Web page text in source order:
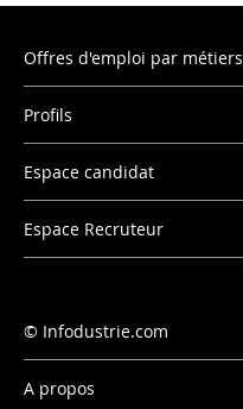
Offres d'emploi par métiers
Profils
Espace candidat
Espace Recruteur
Infodustrie.com
A propos